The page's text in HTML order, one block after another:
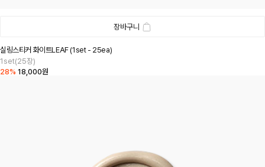
장바구니
실링스티커 화이트LEAF (1set - 25ea)
1set(25장)
28% 18,000원